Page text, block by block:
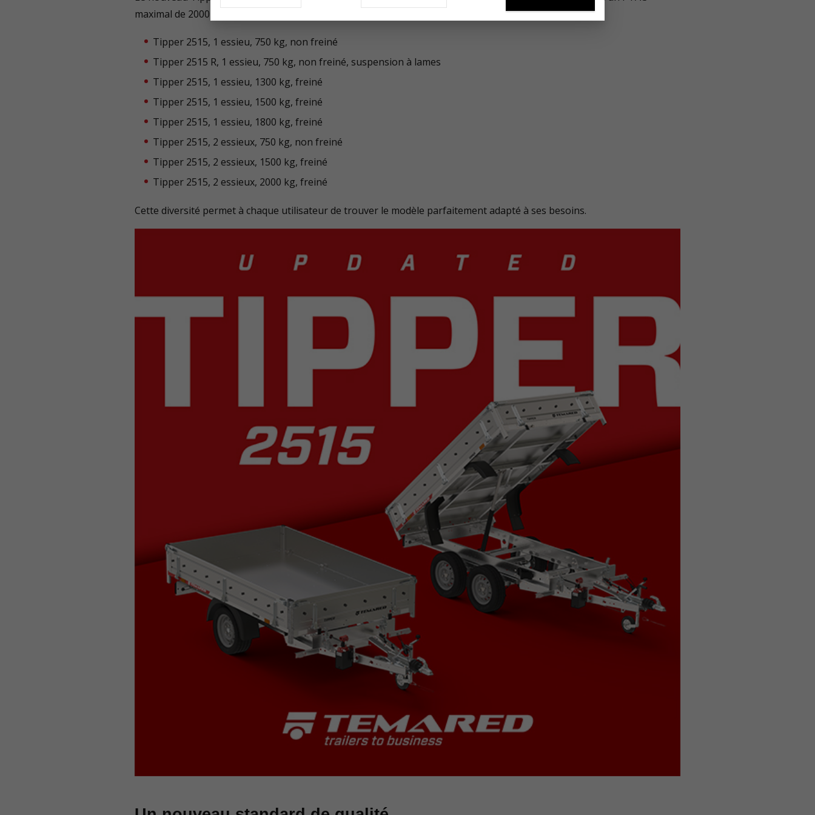
maximal de 2000 kg :
Tipper 2515, 1 essieu, 750 kg, non freiné
Tipper 2515 R, 1 essieu, 750 kg, non freiné, suspension à lames
Tipper 2515, 1 essieu, 1300 kg, freiné
Tipper 2515, 1 essieu, 1500 kg, freiné
Tipper 2515, 1 essieu, 1800 kg, freiné
Tipper 2515, 2 essieux, 750 kg, non freiné
Tipper 2515, 2 essieux, 1500 kg, freiné
Tipper 2515, 2 essieux, 2000 kg, freiné
Cette diversité permet à chaque utilisateur de trouver le modèle parfaitement adapté à ses besoins.